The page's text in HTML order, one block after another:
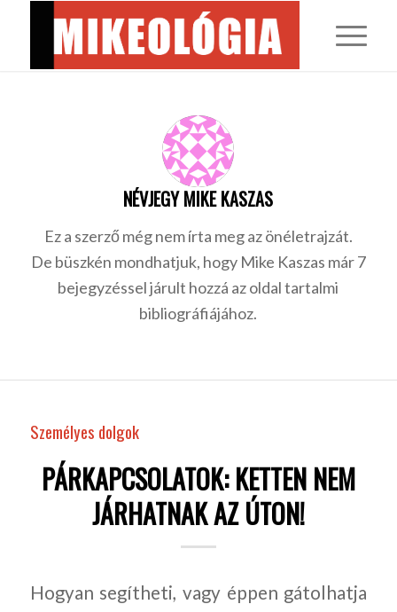
NÉVJEGYMIKE KASZAS
Ez a szerző még nem írta meg az önéletrajzát.
De büszkén mondhatjuk, hogy Mike Kaszas már 7
bejegyzéssel járult hozzá az oldal tartalmi
bibliográfiájához.
Személyes dolgok
PÁRKAPCSOLATOK: KETTEN NEM
JÁRHATNAK AZ ÚTON!
Hogyan segítheti, vagy éppen gátolhatja